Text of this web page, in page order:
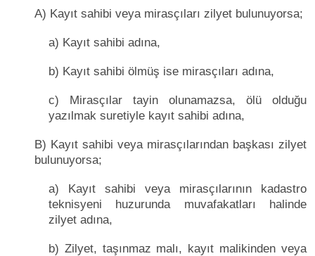
A) Kayıt sahibi veya mirasçıları zilyet bulunuyorsa;
a) Kayıt sahibi adına,
b) Kayıt sahibi ölmüş ise mirasçıları adına,
c) Mirasçılar tayin olunamazsa, ölü olduğu
yazılmak suretiyle kayıt sahibi adına,
B) Kayıt sahibi veya mirasçılarından başkası zilyet
bulunuyorsa;
a) Kayıt sahibi veya mirasçılarının kadastro
teknisyeni huzurunda muvafakatları halinde
zilyet adına,
b) Zilyet, taşınmaz malı, kayıt malikinden veya